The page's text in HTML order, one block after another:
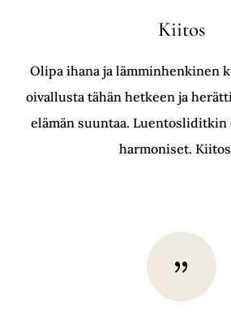
Kiitos
Olipa ihana ja lämminhenkinen
oivallusta tähän hetkeen ja
elämän suuntaa.
harmoniset.
{